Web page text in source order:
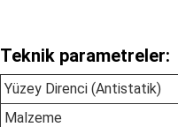
Teknik parametreler:
Yüzey Direnci (Antistatik)
Malzeme